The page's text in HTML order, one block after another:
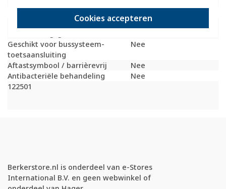
Cookies accepteren
IP20
Geschikt voor bussysteem-
toetsaansluiting
Nee
Aftastsymbool / barrièrevrij
Nee
Antibacteriële behandeling
Nee
122501
Berkerstore.nl is onderdeel van e-Stores
International B.V. en geen webwinkel of